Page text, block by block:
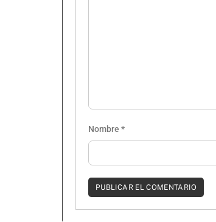
Nombre *